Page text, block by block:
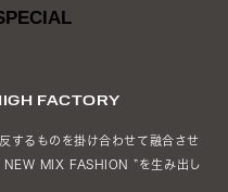
FACTORY
するものを掛け合わせて 融合させ
NEW MIX FASHION ”を生み出し